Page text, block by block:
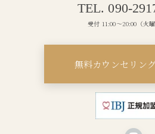
TEL. 090-
受付 11:00〜20:00（火曜
無料カウンセリン